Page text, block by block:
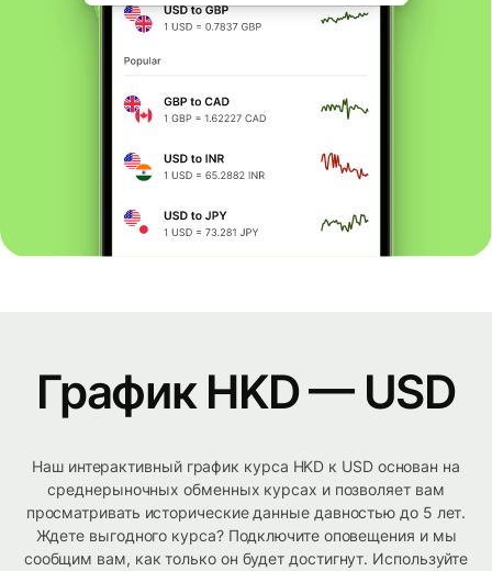
График HKD — USD
Наш интерактивный график курса HKD к USD основан на
среднерыночных обменных курсах и позволяет вам
просматривать исторические данные давностью до 5 лет.
Ждете выгодного курса? Подключите оповещения и мы
сообщим вам, как только он будет достигнут. Используйте